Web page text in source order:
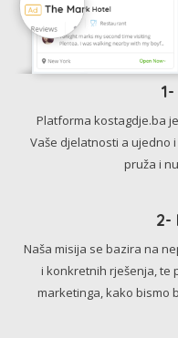
Platforma kostagdje.ba
Vaše djelatnosti a ujedno
pruža i
2-
Naša misija se bazira na
i konkretnih rješenja, te
marketinga, kako bismo